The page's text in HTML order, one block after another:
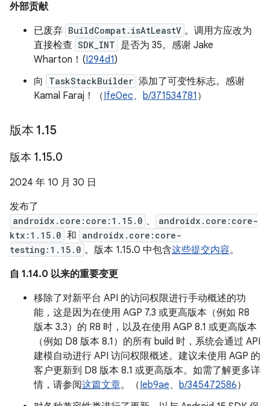
外部贡献
已废弃 BuildCompat.isAtLeastV 。调用方应改为
直接检查 SDK_INT 是否为 35。感谢 Jake
Wharton！(I294d1)
向
TaskStackBuilder 添加了可变性标志。感谢
Kamal Faraj！（Ife0ec、 b/371534781 ）
版本 1.15
版本 1.15.0
2024 年 10 月 30 日
发布了
androidx.core:core:1.15.0 、
androidx.core:core-
ktx:1.15.0 和 androidx.core:core-
testing:1.15.0 。版本 1.15.0 中包含这些提交内容。
自 1.14.0 以来的重要变更
移除了对新平台 API 的访问权限进行手动概述的功
能，这是因为在使用 AGP 7.3 或更高版本（例如 R8
版本 3.3）的 R8 时，以及在使用 AGP 8.1 或更高版本
（例如 D8 版本 8.1）的所有 build 时，系统会通过 API
建模自动进行 API 访问权限概述。建议未使用 AGP 的
客户更新到 D8 版本 8.1 或更高版本。如需了解更多详
情，请参阅这篇文章。（Ieb9ae、 b/345472586）